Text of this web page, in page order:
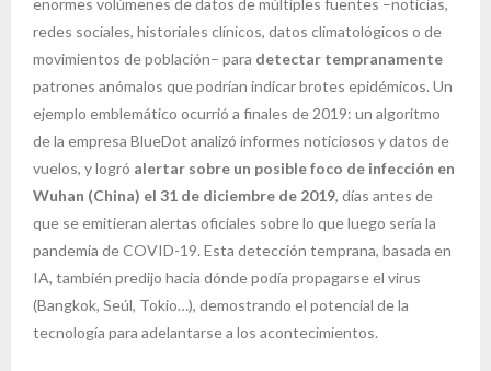
enormes volúmenes de datos de múltiples fuentes –noticias,
redes sociales, historiales clínicos, datos climatológicos o de
movimientos de población– para detectar tempranamente
patrones anómalos que podrían indicar brotes epidémicos. Un
ejemplo emblemático ocurrió a finales de 2019: un algoritmo
de la empresa BlueDot analizó informes noticiosos y datos de
vuelos, y logró alertar sobre un posible foco de infección en
Wuhan (China) el 31 de diciembre de 2019, días antes de
que se emitieran alertas oficiales sobre lo que luego sería la
pandemia de COVID-19. Esta detección temprana, basada en
IA, también predijo hacia dónde podía propagarse el virus
(Bangkok, Seúl, Tokio…), demostrando el potencial de la
tecnología para adelantarse a los acontecimientos.